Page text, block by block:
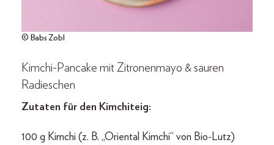
© Babs Zobl
Kimchi-Pancake mit Zitronenmayo & sauren
Radieschen
Zutaten für den Kimchiteig:
100 g Kimchi (z. B. „Oriental Kimchi“ von Bio-Lutz)